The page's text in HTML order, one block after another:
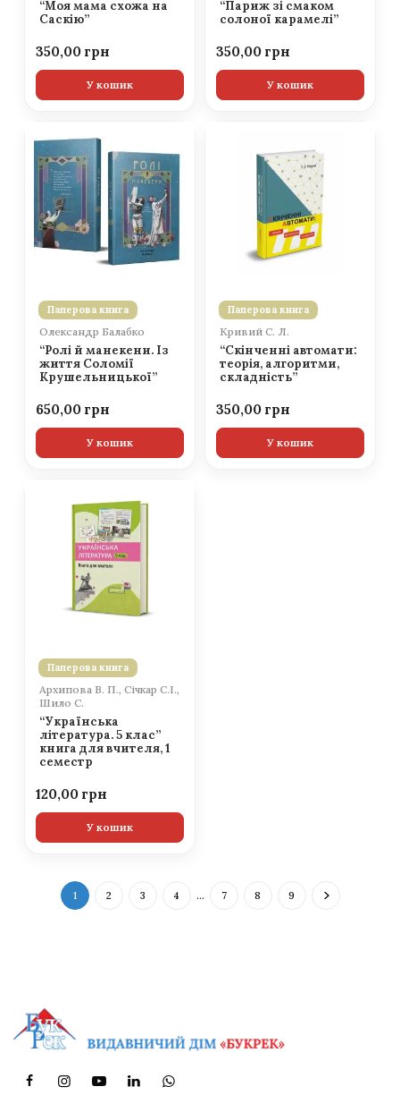
“Моя мама схожа на
Саскію”
350,00
У кошик
“Париж зі смаком
солоної карамелі”
350,00
У кошик
Паперова книга
Олександр Балабко
“Ролі й манекени. Із
життя Соломії
Крушельницької”
650,00
У кошик
Паперова книга
Кривий С. Л.
“Скінченні автомати:
теорія, алгоритми,
складність”
350,00
У кошик
Паперова книга
Архипова В. П., Січкар С.І.,
Шило С.
“Українська
література. 5 клас”
книга для вчителя, 1
семестр
120,00
У кошик
1 2 3 4 … 7 8 9